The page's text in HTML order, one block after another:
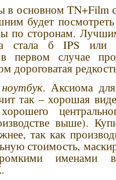
в основном TN+Film
будет
по сторонам.
стала б IPS или
первом случае
дороговатая
. Аксиома
так – хорошая
выше).
так как
стоимость,
именами